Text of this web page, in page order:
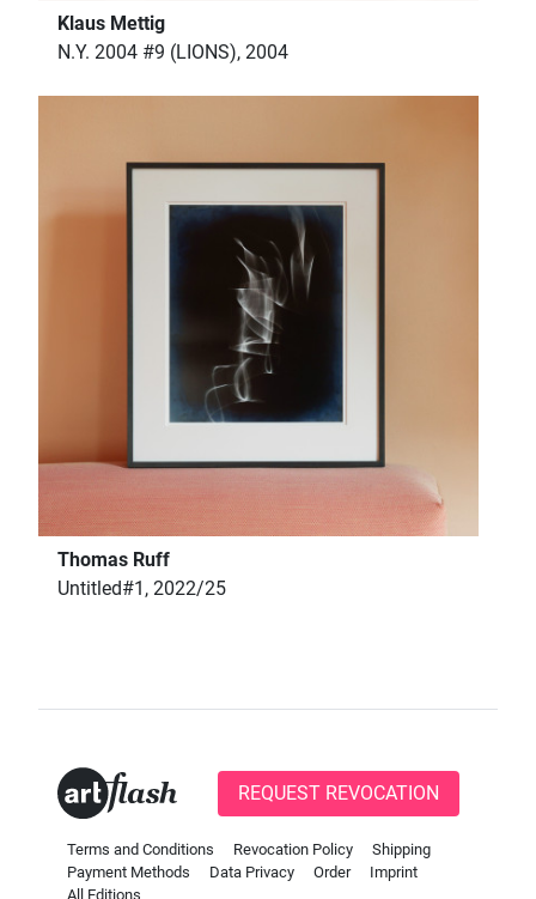
Klaus Mettig
N.Y. 2004 #9 (LIONS), 2004
Thomas Ruff
Untitled#1, 2022/25
REQUEST REVOCATION
Terms and Conditions Revocation Policy
Shipping
Payment Methods
Data Privacy Order
Imprint
All Editions